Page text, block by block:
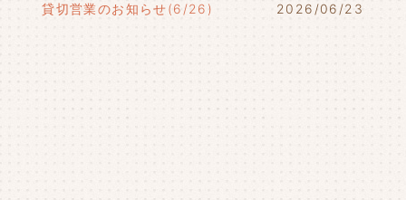
貸切営業のお知らせ(6/26)
2026/06/23